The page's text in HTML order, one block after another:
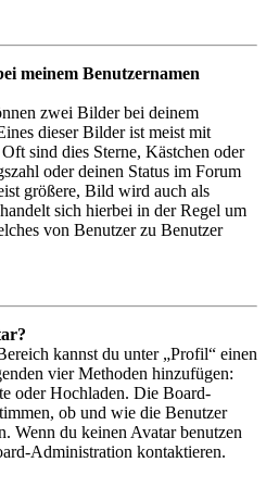
meinem Benutzernamen
zwei Bilder bei deinem
dieser Bilder ist meist mit
sind dies Sterne, Kästchen oder
oder deinen Status im Forum
größere, Bild wird auch als
sich hierbei in der Regel um
von Benutzer zu Benutzer
kannst du unter „Profil“ einen
vier Methoden hinzufügen:
oder Hochladen. Die Board-
ob und wie die Benutzer
Wenn du keinen Avatar benutzen
Administration kontaktieren.